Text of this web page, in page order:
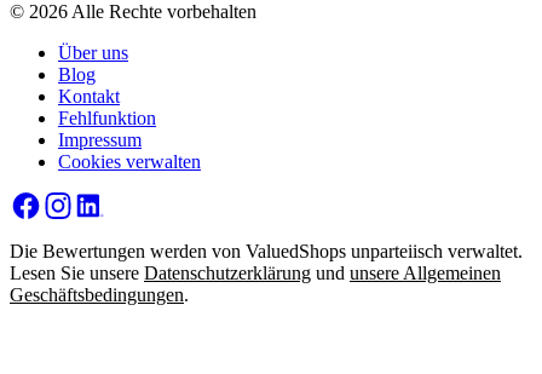
© 2026 Alle Rechte vorbehalten
Über uns
Blog
Kontakt
Fehlfunktion
Impressum
Cookies verwalten
Die Bewertungen werden von ValuedShops unparteiisch verwaltet.
Lesen Sie unsere Datenschutzerklärung und unsere Allgemeinen
Geschäftsbedingungen.